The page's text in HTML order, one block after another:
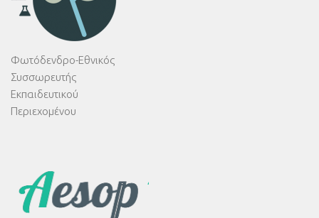
Φωτόδενδρο-Εθνικός
Συσσωρευτής
Εκπαιδευτικού
Περιεχομένου